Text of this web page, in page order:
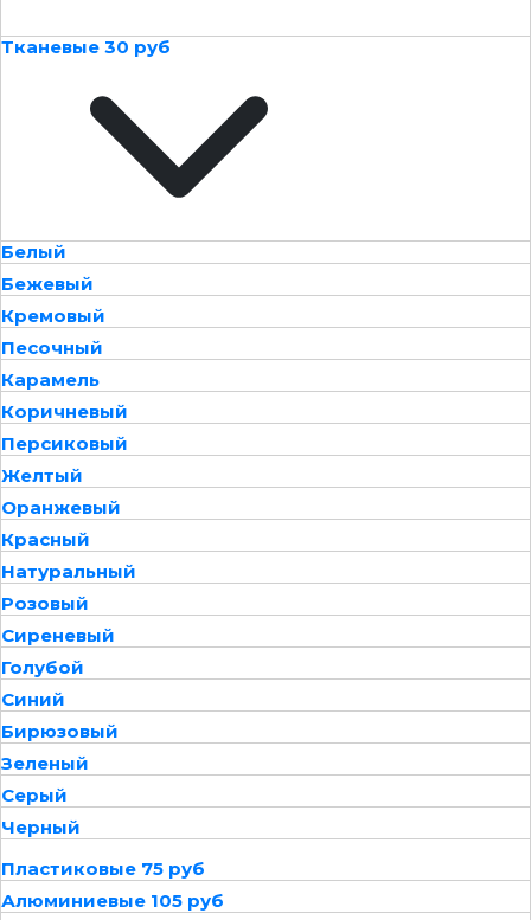
Тканевые 30 руб
Белый
Бежевый
Кремовый
Песочный
Карамель
Коричневый
Персиковый
Желтый
Оранжевый
Красный
Натуральный
Розовый
Сиреневый
Голубой
Синий
Бирюзовый
Зеленый
Серый
Черный
Пластиковые 75 руб
Алюминиевые 105 руб